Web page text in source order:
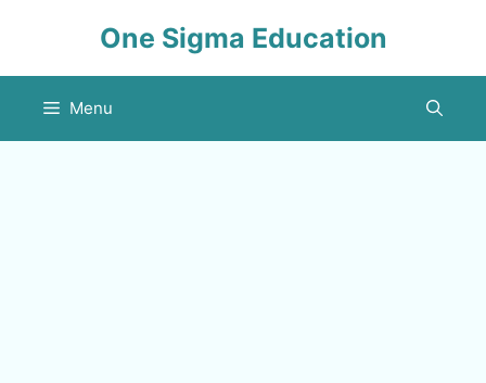
One Sigma Education
Menu